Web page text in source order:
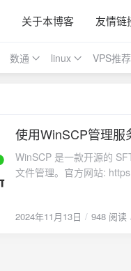
关于本博客 友情链
数通 linux VPS推荐
2024-11-13
使用WinSCP管理服
WinSCP 是一款开源的
文件管理。官方网站:
管理功能：支持文件夹和
2024年11月13日 948 阅读